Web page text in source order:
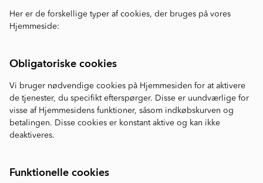
Her er de forskellige typer af cookies, der bruges på vores
Hjemmeside:
Obligatoriske cookies
Vi bruger nødvendige cookies på Hjemmesiden for at aktivere
de tjenester, du specifikt efterspørger. Disse er uundværlige for
visse af Hjemmesidens funktioner, såsom indkøbskurven og
betalingen. Disse cookies er konstant aktive og kan ikke
deaktiveres.
Funktionelle cookies